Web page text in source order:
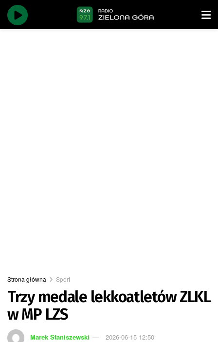
Strona główna Sport
Trzy medale lekkoatletów ZLKL
w MP LZS
Marek Staniszewski 2026-06-15 12:50